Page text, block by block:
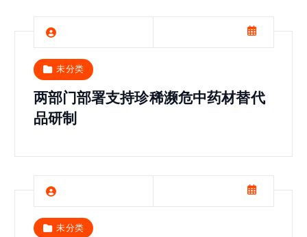
未分类
两部门部署支持珍稀濒危中药材替代
品研制
未分类